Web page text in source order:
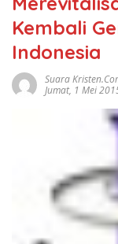
Kembali
Indonesia
Suara
Jumat, 1 Mei